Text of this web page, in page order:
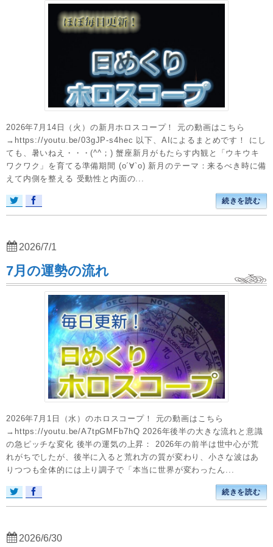
2026年7月14日（火）の新月ホロスコープ！ 元の動画はこちら
→https://youtu.be/03gJP-s4hec 以下、AIによるまとめです！ にし
ても、暑いねえ・・・(^^；) 蟹座新月がもたらす内観と「ウキウキ
ワクワク」を育てる準備期間 (o´∀`o) 新月のテーマ：来るべき時に備
えて内側を整える 受動性と内面の...
続きを読む
7月の運勢の流れ
2026年7月1日（水）のホロスコープ！ 元の動画はこちら
→https://youtu.be/A7tpGMFb7hQ 2026年後半の大きな流れと意識
の急ピッチな変化 後半の運気の上昇： 2026年の前半は世中心が荒
れがちでしたが、後半に入ると荒れ方の質が変わり、小さな波はあ
りつつも全体的には上り調子で「本当に世界が変わったん...
続きを読む
2026/7/1
2026/6/30